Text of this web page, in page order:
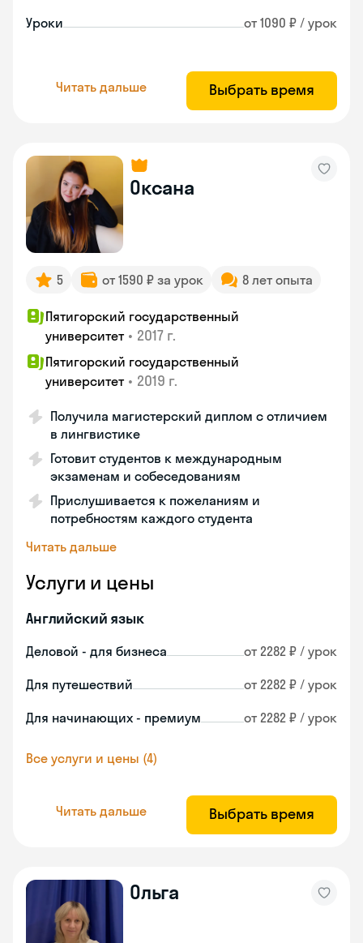
Уроки от 1090 ₽ / урок
Читать дальше Выбрать время
Оксана
5 от 1590 ₽ за урок 8 лет опыта
Пятигорский государственный
университет • 2017 г.
Пятигорский государственный
университет • 2019 г.
Получила магистерский диплом с отличием
в лингвистике
Готовит студентов к международным
экзаменам и собеседованиям
Прислушивается к пожеланиям и
потребностям каждого студента
Читать дальше
Услуги и цены
Английский язык
Деловой - для бизнеса от 2282 ₽ / урок
Для путешествий от 2282 ₽ / урок
Для начинающих - премиум от 2282 ₽ / урок
Все услуги и цены (4)
Читать дальше Выбрать время
Ольга